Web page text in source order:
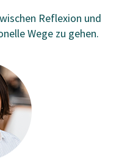
Reflexion und
Wege zu gehen.